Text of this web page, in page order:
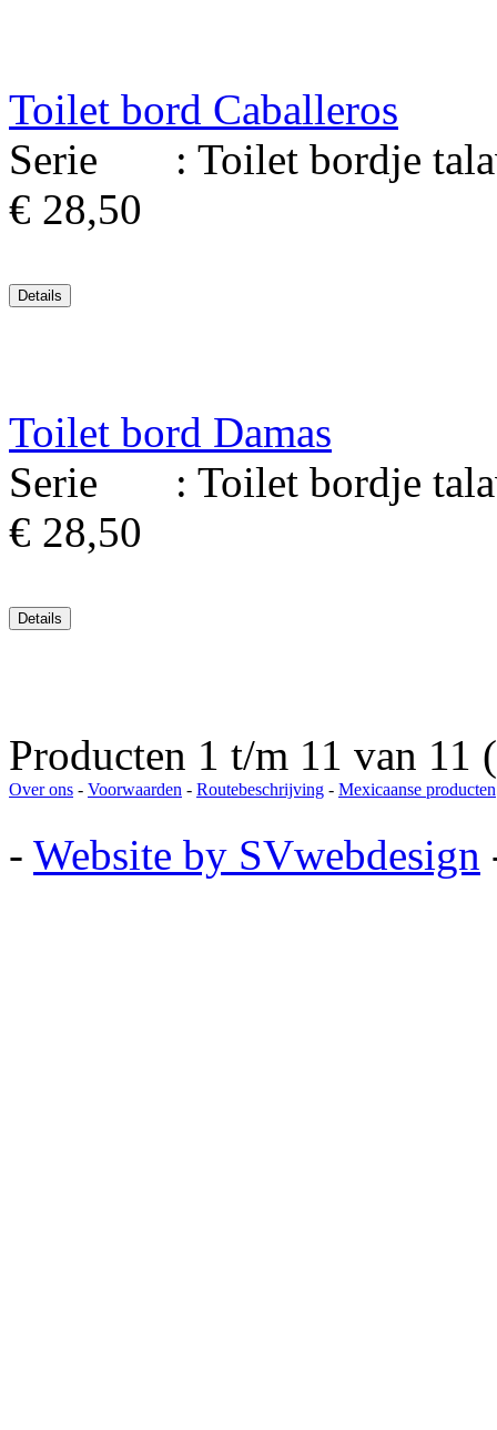
Toilet bord Caballeros
Serie : Toilet bordje
€ 28,50
Toilet bord Damas
Serie : Toilet bordje
€ 28,50
Producten 1 t/m 11 van 11
Over ons - Voorwaarden - Routebeschrijving - Mexicaanse producten
- Website by SVwebdesign